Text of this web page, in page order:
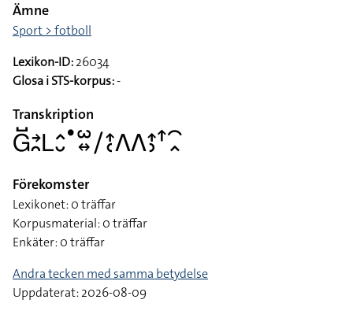
Ämne
Sport > fotboll
Lexikon-ID:26034
Glosa i STS-korpus:-
Transkription
􌤦􌤹􌥔􌥘􌥈􌤵􌤷􌤟􌥱􌦉􌥠􌤴􌥗􌤣􌤣􌤴􌤶􌦃􌥯􌥿
Förekomster
Lexikonet: 0 träffar
Korpusmaterial: 0 träffar
Enkäter: 0 träffar
Andra tecken med samma betydelse
Uppdaterat: 2026-08-09